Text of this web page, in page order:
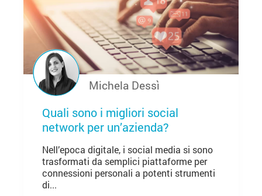
Quali sono i migliori social
network per un’azienda?
Nell’epoca digitale, i social media si sono
trasformati da semplici piattaforme per
connessioni personali a potenti strumenti
di...
Michela Dessì